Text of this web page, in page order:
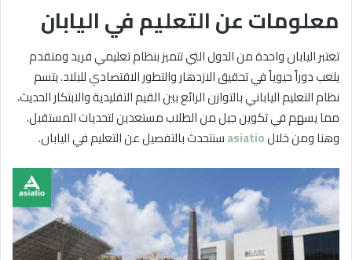
معلومات عن التعليم في اليابان
تعتبر اليابان واحدة من الدول التي تتميز بنظام تعليمي فريد ومتقدم
يلعب دوراً حيوياً في تحقيق الازدهار والتطور الاقتصادي للبلاد. يتسم
نظام التعليم الياباني بالتوازن الرائع بين القيم التقليدية والابتكار الحديث،
مما يسهم في تكوين جيل من الطلاب مستعدين لتحديات المستقبل.
وهنا ومن خلالasiatioسنتحدث بالتفصيل عن التعليم في اليابان.